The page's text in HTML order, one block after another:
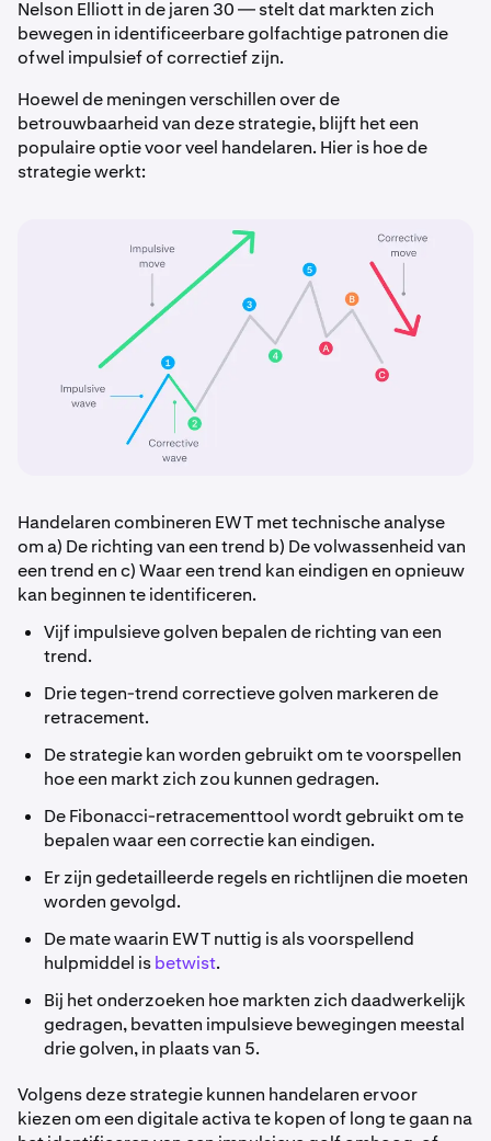
Nelson Elliott in de jaren 30 — stelt dat markten zich
bewegen in identificeerbare golfachtige patronen die
ofwel impulsief of correctief zijn.
Hoewel de meningen verschillen over de
betrouwbaarheid van deze strategie, blijft het een
populaire optie voor veel handelaren. Hier is hoe de
strategie werkt:
Handelaren combineren EWT met technische analyse
om a) De richting van een trend b) De volwassenheid van
een trend en c) Waar een trend kan eindigen en opnieuw
kan beginnen te identificeren.
Vijf impulsieve golven bepalen de richting van een
trend.
Drie tegen-trend correctieve golven markeren de
retracement.
De strategie kan worden gebruikt om te voorspellen
hoe een markt zich zou kunnen gedragen.
De Fibonacci-retracementtool wordt gebruikt om te
bepalen waar een correctie kan eindigen.
Er zijn gedetailleerde regels en richtlijnen die moeten
worden gevolgd.
De mate waarin EWT nuttig is als voorspellend
hulpmiddel isbetwist.
Bij het onderzoeken hoe markten zich daadwerkelijk
gedragen, bevatten impulsieve bewegingen meestal
drie golven, in plaats van 5.
Volgens deze strategie kunnen handelaren ervoor
kiezen om een digitale activa te kopen of long te gaan na